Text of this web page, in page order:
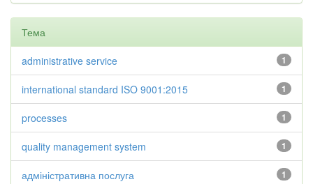
Тема
1
administrative service
1
international standard ISO 9001:2015
1
processes
1
quality management system
1
адміністративна послуга